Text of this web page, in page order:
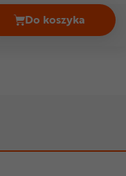
zł400 Cena 1799,00 zł
Do koszyka
Rower miejski